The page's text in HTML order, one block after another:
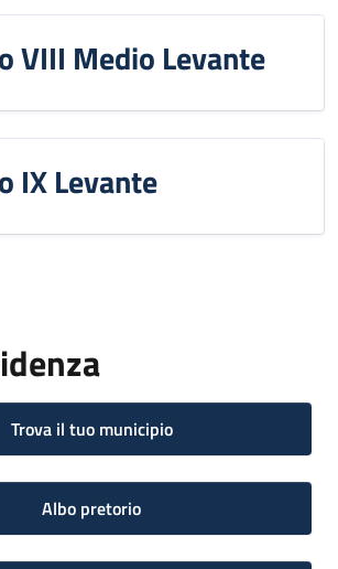
VIII Medio Levante
IX Levante
Trova il tuo municipio
Albo pretorio